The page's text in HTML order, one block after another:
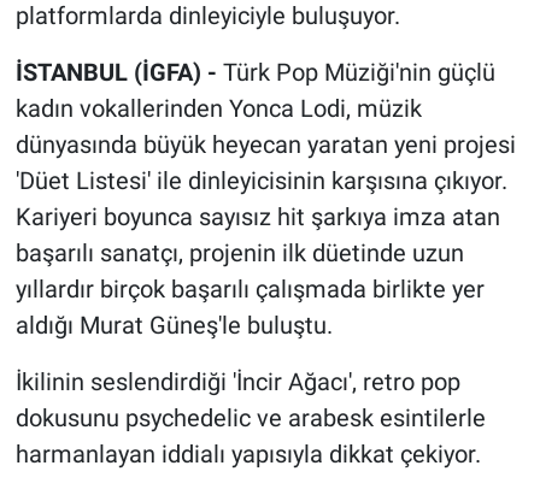
platformlarda dinleyiciyle buluşuyor.
İSTANBUL (İGFA) - Türk Pop Müziği'nin güçlü
kadın vokallerinden Yonca Lodi, müzik
dünyasında büyük heyecan yaratan yeni projesi
'Düet Listesi' ile dinleyicisinin karşısına çıkıyor.
Kariyeri boyunca sayısız hit şarkıya imza atan
başarılı sanatçı, projenin ilk düetinde uzun
yıllardır birçok başarılı çalışmada birlikte yer
aldığı Murat Güneş'le buluştu.
İkilinin seslendirdiği 'İncir Ağacı', retro pop
dokusunu psychedelic ve arabesk esintilerle
harmanlayan iddialı yapısıyla dikkat çekiyor.